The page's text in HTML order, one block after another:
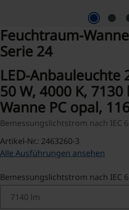
Feuchtraum-
Serie 24
LED-Anbauleuchte
50 W, 4000 K, 7130
Wanne PC opal,
Bemessungslichtstrom nach IEC
Artikel-Nr.: 2463260-3
Alle Ausführungen ansehen
Bemessungslichtstrom nach IEC